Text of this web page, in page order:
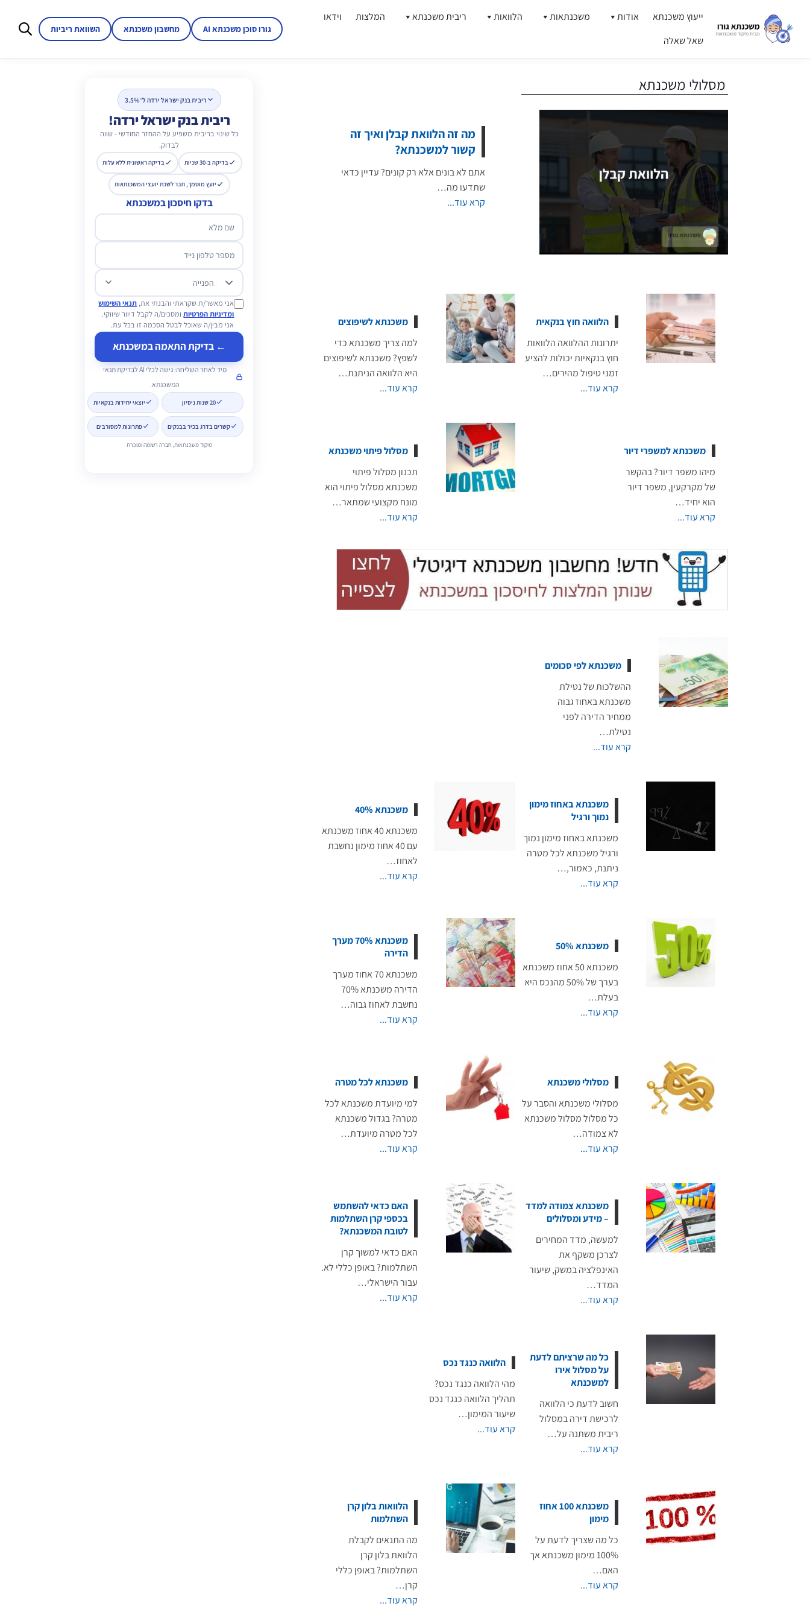
ייעוץ משכנתא אודות משכנתאות הלוואות ריבית משכנתא המלצות
וידאו
שאל שאלה
גורו סוכן משכנתא AI מחשבון משכנתא השוואת ריביות
מסלולי משכנתא
מה זה הלוואת קבלן ואיך זה
קשור למשכנתא?
אתם לא בונים אלא רק קונים? עדיין כדאי
שתדעו מה…
קרא עוד...
הלוואה חוץ בנקאית
יתרונות ההלוואה הלוואות
חוץ בנקאיות יכולות להציע
זמני טיפול מהירים…
קרא עוד...
משכנתא לשיפוצים
למה צריך משכנתא כדי
לשפץ? משכנתא לשיפוצים
היא הלוואה הניתנת…
קרא עוד...
משכנתא למשפרי דיור
מיהו משפר דיור? בהקשר
של מקרקעין, משפר דיור
הוא יחיד…
קרא עוד...
מסלול פיתוי משכנתא
תכנון מסלול פיתוי
משכנתא מסלול פיתוי הוא
מונח מקצועי שמתאר…
קרא עוד...
הלוואות בלון קרן
השתלמות
מה התנאים לקבלת
הלוואת בלון קרן
השתלמות? באופן כללי
קרן…
קרא עוד...
משכנתא 100 אחוז
מימון
כל מה שצריך לדעת על
100% מימון משכנתא אך
האם…
קרא עוד...
הלוואה כנגד נכס
מהי הלוואה כנגד נכס?
תהליך הלוואה כנגד נכס
שיעור המימון…
קרא עוד...
כל מה שרציתם לדעת
על מסלול אירו
למשכנתא
חשוב לדעת כי הלוואה
לרכישת דירה במסלול
ריבית משתנה על…
קרא עוד...
האם כדאי להשתמש
בכספי קרן השתלמות
לטובת המשכנתא?
האם כדאי למשוך קרן
השתלמות? באופן כללי לא.
עבור הישראלי…
קרא עוד...
משכנתא צמודה למדד
– מידע ומסלולים
למעשה, מדד המחירים
לצרכן משקף את
האינפלציה במשק, שיעור
המדד…
קרא עוד...
משכנתא לכל מטרה
למי מיועדת משכנתא לכל
מטרה? בגדול משכנתא
לכל מטרה מיועדת…
קרא עוד...
מסלולי משכנתא
מסלולי משכנתא והסבר על
כל מסלול מסלול משכנתא
לא צמודה…
קרא עוד...
משכנתא 70% מערך
הדירה
משכנתא 70 אחוז מערך
הדירה משכנתא 70%
נחשבת לאחוז גבוה…
קרא עוד...
משכנתא 50%
משכנתא 50 אחוז משכנתא
בערך של 50% מהנכס היא
בעלת…
קרא עוד...
משכנתא 40%
משכנתא 40 אחוז משכנתא
עם 40 אחוז מימון נחשבת
לאחוז…
קרא עוד...
משכנתא באחוז מימון
נמוך ורגיל
משכנתא באחוז מימון נמוך
ורגיל משכנתא לכל מטרה
ניתנת, כאמור,…
קרא עוד...
משכנתא לפי סכומים
ההשלכות של נטילת
משכנתא באחוז גבוה
ממחיר הדירה לפני
נטילת…
קרא עוד...
ריבית בנק ישראל ירדה ל־3.5%
ריבית בנק ישראל ירדה!
כל שינוי בריבית משפיע על ההחזר החודשי - שווה
לבדוק.
בדיקה ב-30 שניות בדיקה ראשונית ללא עלות
יועץ מוסמך, חבר לשכת יועצי המשכנתאות
בדקו חיסכון במשכנתא
שם מלא
מספר טלפון נייד
מטרת הפנייה
אני מאשר/ת שקראתי והבנתי את, תנאי השימוש
ומדיניות הפרטיותומסכים/ה לקבל דיוור שיווקי.
אני מבין/ה שאוכל לבטל הסכמה זו בכל עת.
← בדיקת התאמה במשכנתא
מיד לאחר השליחה: גישה לכלי AI לבדיקת תנאי
המשכנתא.
20 שנות ניסיון יוצאי יחידות בנקאיות
קשרים בדרג בכיר בבנקים פתרונות למסורבים
מיקוד משכנתאות, חברה רשומה ומוכרת